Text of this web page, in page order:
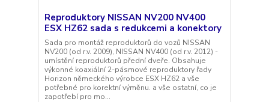
Reproduktory NISSAN NV200 NV400
ESX HZ62 sada s redukcemi a konektory
Sada pro montáž reproduktorů do vozů NISSAN
NV200 (od r.v. 2009), NISSAN NV400 (od r.v. 2012) -
umístění reproduktorů přední dveře. Obsahuje
výkonné koaxiální 2-pásmové reproduktory řady
Horizon německého výrobce ESX HZ62 a vše
potřebné pro korektní výměnu. a vše ostatní, co je
zapotřebí pro mo...